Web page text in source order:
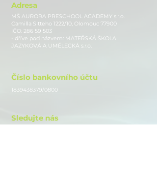
Adresa
MŠ AURORA PRESCHOOL ACADEMY s.r.o.
Camilla Sitteho 1222/10, Olomouc 77900
IČO: 286 59 503
- dříve pod názvem: MATEŘSKÁ ŠKOLA
JAZYKOVÁ A UMĚLECKÁ s.r.o.
Číslo bankovního účtu
1839438379/0800
Sledujte nás